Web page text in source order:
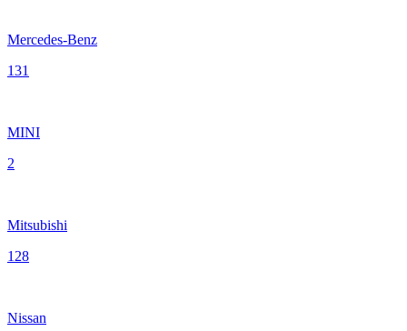
Mercedes-Benz
131
MINI
2
Mitsubishi
128
Nissan